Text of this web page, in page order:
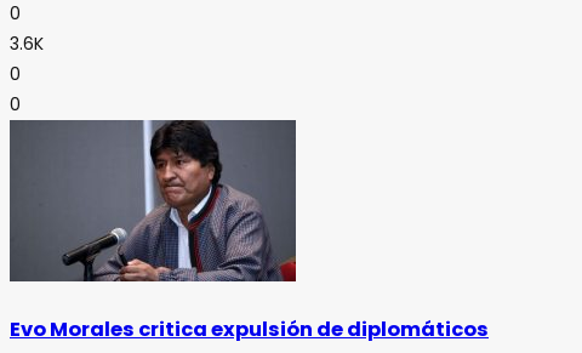
0
3.6K
0
0
Evo Morales critica expulsión de diplomáticos